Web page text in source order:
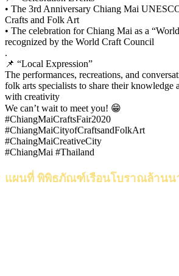
• The 3rd Anniversary Chiang Mai
Crafts and Folk Art
• The celebration for Chiang Mai as a
recognized by the World Craft Council
.
📌 “Local Expression”
The performances, recreations, and
folk arts specialists to share their knowledge
with creativity
We can’t wait to meet you! 😁
#ChiangMaiCraftsFair2020
#ChiangMaiCityofCraftsandFolkArt
#ChaingMaiCreativeCity
#ChiangMai #Thailand
แผนที่ พิพิธภัณฑ์เรือนโบราณล้านน